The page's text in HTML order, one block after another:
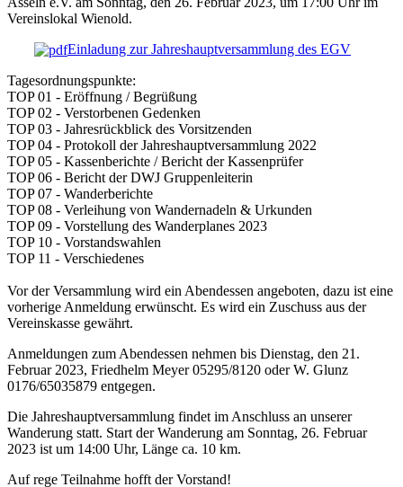
Vereinslokal Wienold.
Einladung zur Jahreshauptversammlung des EGV
Tagesordnungspunkte:
TOP 01 - Eröffnung / Begrüßung
TOP 02 - Verstorbenen Gedenken
TOP 03 - Jahresrückblick des Vorsitzenden
TOP 04 - Protokoll der Jahreshauptversammlung 2022
TOP 05 - Kassenberichte / Bericht der Kassenprüfer
TOP 06 - Bericht der DWJ Gruppenleiterin
TOP 07 - Wanderberichte
TOP 08 - Verleihung von Wandernadeln & Urkunden
TOP 09 - Vorstellung des Wanderplanes 2023
TOP 10 - Vorstandswahlen
TOP 11 - Verschiedenes
Vor der Versammlung wird ein Abendessen angeboten, dazu ist eine
vorherige Anmeldung erwünscht. Es wird ein Zuschuss aus der
Vereinskasse gewährt.
Anmeldungen zum Abendessen nehmen bis Dienstag, den 21.
Februar 2023, Friedhelm Meyer 05295/8120 oder W. Glunz
0176/65035879 entgegen.
Die Jahreshauptversammlung findet im Anschluss an unserer
Wanderung statt. Start der Wanderung am Sonntag, 26. Februar
2023 ist um 14:00 Uhr, Länge ca. 10 km.
Auf rege Teilnahme hofft der Vorstand!